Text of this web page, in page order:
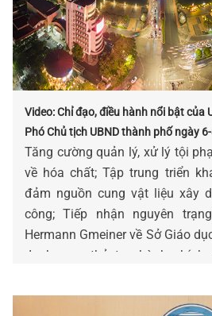
Video: Chỉ đạo, điều hành nổi bật của
Phó Chủ tịch UBND thành phố ngày
Tăng cường quản lý, xử lý tội
về hóa chất; Tập trung triển
đảm nguồn cung vật liệu xây
công; Tiếp nhận nguyên
Hermann Gmeiner về Sở Giáo
danh mục thủ tục hành chính
và các Phó Chủ tịch UBND